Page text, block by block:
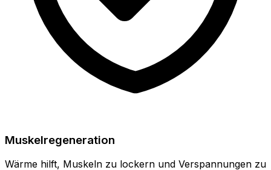
Muskelregeneration
Wärme hilft, Muskeln zu lockern und Verspannungen zu